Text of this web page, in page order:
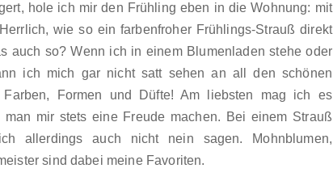
hole ich mir den Frühling eben in die Wohnung: mit
Herrlich, wie so ein farbenfroher Frühlings-Strauß direkt
auch so? Wenn ich in einem Blumenladen stehe oder
ich mich gar nicht satt sehen an all den schönen
Formen und Düfte! Am liebsten mag ich es
mir stets eine Freude machen. Bei einem Strauß
allerdings auch nicht nein sagen. Mohnblumen,
sind dabei meine Favoriten.